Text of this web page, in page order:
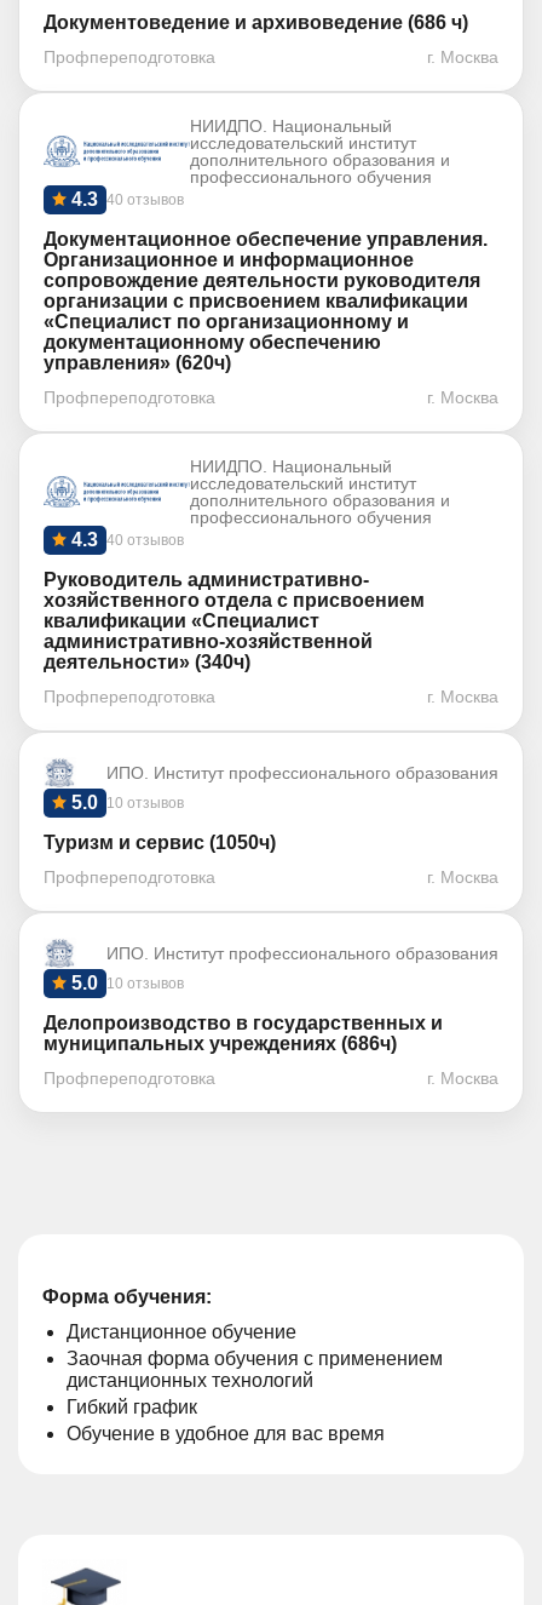
Документоведение и архивоведение (686 ч)
Профпереподготовка г. Москва
НИИДПО. Национальный
исследовательский институт
дополнительного образования и
профессионального обучения
40 отзывов
4.3
Документационное обеспечение управления.
Организационное и информационное
сопровождение деятельности руководителя
организации с присвоением квалификации
«Специалист по организационному и
документационному обеспечению
управления» (620ч)
Профпереподготовка г. Москва
НИИДПО. Национальный
исследовательский институт
дополнительного образования и
профессионального обучения
40 отзывов
4.3
Руководитель административно-
хозяйственного отдела с присвоением
квалификации «Специалист
административно-хозяйственной
деятельности» (340ч)
Профпереподготовка г. Москва
ИПО. Институт профессионального образования
10 отзывов
5.0
Туризм и сервис (1050ч)
Профпереподготовка г. Москва
ИПО. Институт профессионального образования
10 отзывов
5.0
Делопроизводство в государственных и
муниципальных учреждениях (686ч)
Профпереподготовка г. Москва
Форма обучения:
Дистанционное обучение
Заочная форма обучения с применением
дистанционных технологий
Гибкий график
Обучение в удобное для вас время